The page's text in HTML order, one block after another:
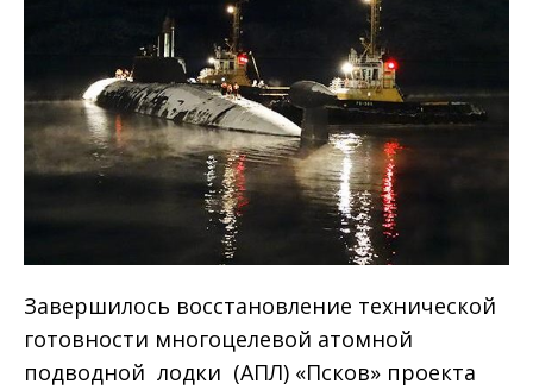
Завершилось восстановление технической
готовности многоцелевой атомной
подводной лодки (АПЛ) «Псков» проекта